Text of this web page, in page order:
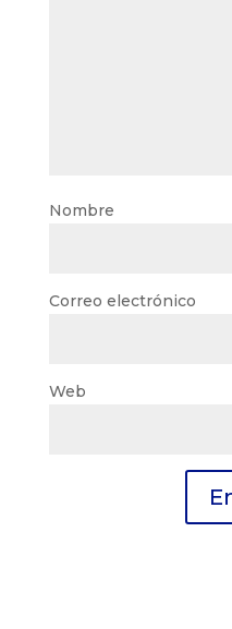
Nombre
Correo electrónico
Web